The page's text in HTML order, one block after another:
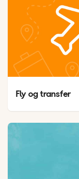
Fly og transfer